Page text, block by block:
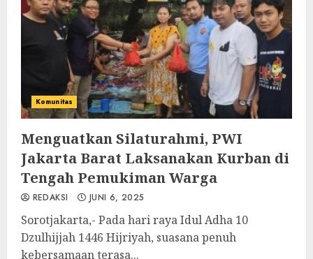
Komunitas
Menguatkan Silaturahmi, PWI
Jakarta Barat Laksanakan Kurban di
Tengah Pemukiman Warga
REDAKSI JUNI 6, 2025
Sorotjakarta,- Pada hari raya Idul Adha 10
Dzulhijjah 1446 Hijriyah, suasana penuh
kebersamaan terasa...